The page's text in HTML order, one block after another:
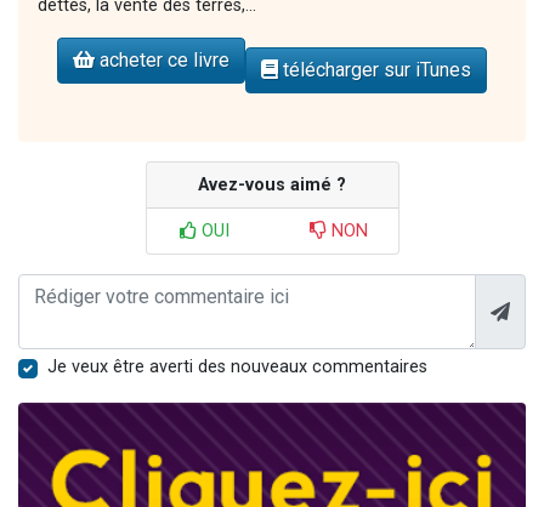
dettes, la vente des terres,...
acheter ce livre télécharger sur iTunes
Avez-vous aimé ?
OUI NON
Je veux être averti des nouveaux commentaires